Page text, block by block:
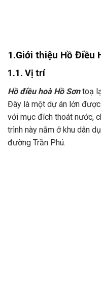
1.Giới thiệu Hồ Điều
1.1. Vị trí
Hồ điều hoà Hồ Sơntoạ
Đây là một dự án lớn
với mục đích thoát nước,
trình này nằm ở khu dân
đường Trần Phú.